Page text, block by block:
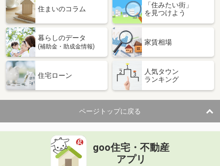
住まいのコラム
「住みたい街」
を見つけよう
暮らしのデータ
(補助金・助成金情報)
家賃相場
住宅ローン
人気タウン
ランキング
ページトップに戻る
goo住宅・不動産
アプリ